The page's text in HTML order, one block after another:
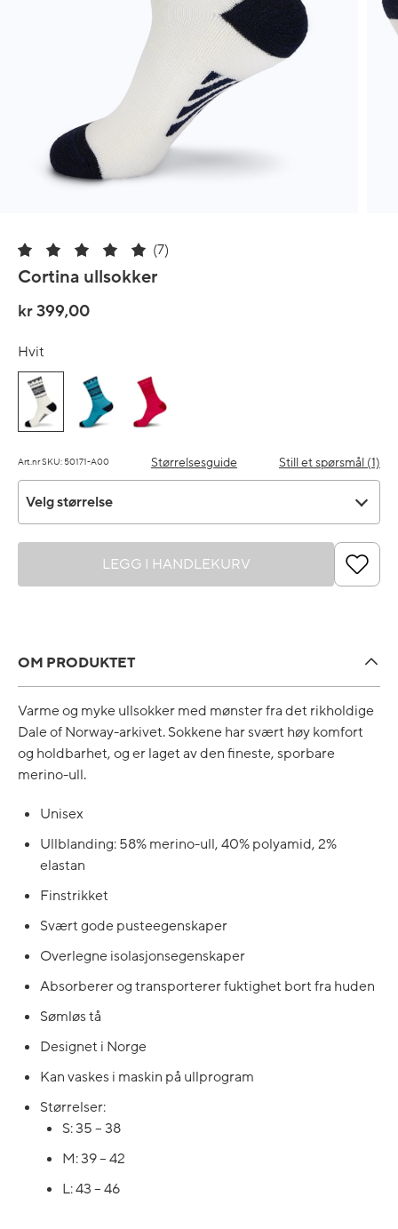
(7)
Cortina ullsokker
kr 399,00
Hvit
Art.nr SKU: 50171-A00 Størrelsesguide Still et spørsmål (1)
Velg størrelse
LEGG I HANDLEKURV
OM PRODUKTET
Varme og myke ullsokker med mønster fra det rikholdige
Dale of Norway-arkivet. Sokkene har svært høy komfort
og holdbarhet, og er laget av den fineste, sporbare
merino-ull.
Unisex
Ullblanding: 58% merino-ull, 40% polyamid, 2%
elastan
Finstrikket
Svært gode pusteegenskaper
Overlegne isolasjonsegenskaper
Absorberer og transporterer fuktighet bort fra huden
Sømløs tå
Designet i Norge
Kan vaskes i maskin på ullprogram
Størrelser:
S: 35 – 38
M: 39 – 42
L: 43 – 46